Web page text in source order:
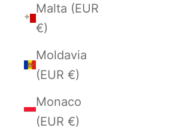
Malta (EUR
€)
Moldavia
(EUR €)
Monaco
(EUR €)